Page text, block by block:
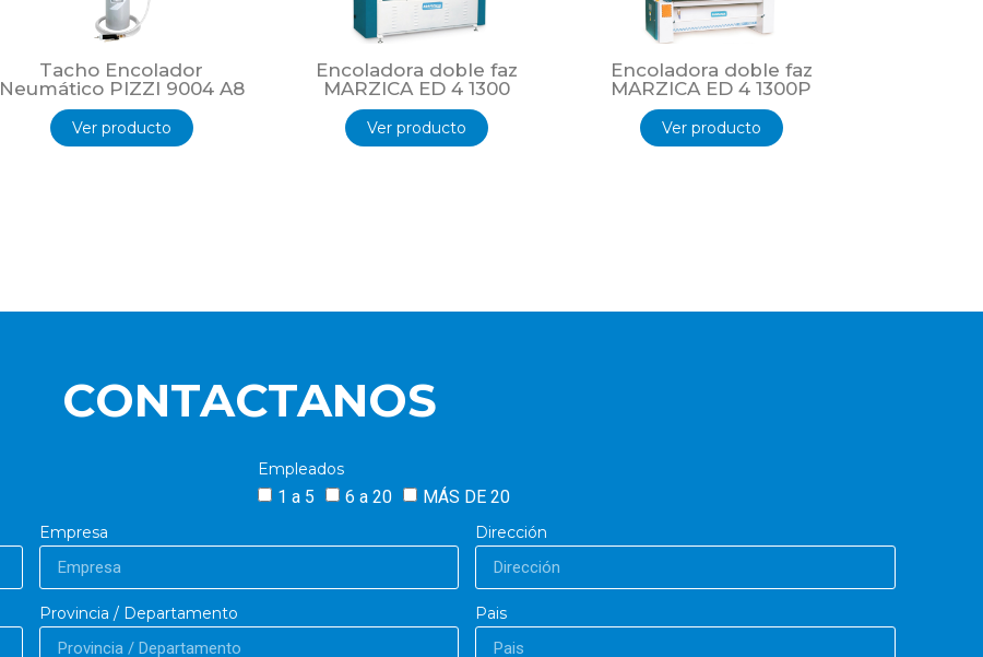
Tacho Encolador
Neumático PIZZI 9004 A8
Ver producto
Encoladora doble faz
MARZICA ED 4 1300
Ver producto
Encoladora doble faz
MARZICA ED 4 1300P
Ver producto
CONTACTANOS
Empleados
1 a 5 6 a 20 MÁS DE 20
Empresa Dirección
Provincia / Departamento Pais